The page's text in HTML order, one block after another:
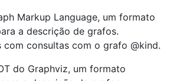
Markup Language, um formato
a descrição de grafos.
com consultas com o grafo @kind.
do Graphviz, um formato